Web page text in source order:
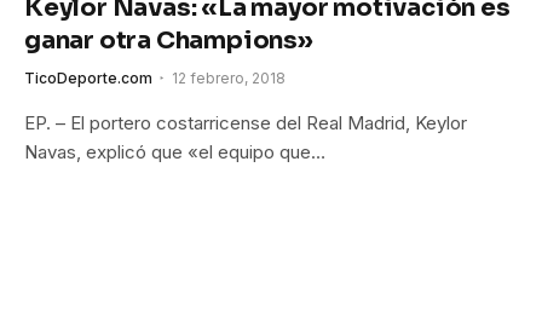
Keylor Navas: «La mayor motivación es
ganar otra Champions»
TicoDeporte.com 12 febrero, 2018
EP. – El portero costarricense del Real Madrid, Keylor
Navas, explicó que «el equipo que…